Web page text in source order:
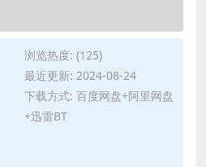
浏览热度: (125)
最近更新: 2024-08-24
下载方式: 百度网盘+阿里网盘
+迅雷BT